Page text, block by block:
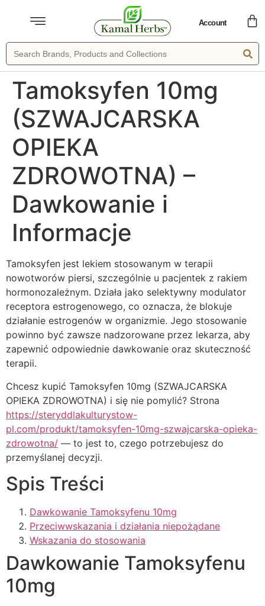
Account
Tamoksyfen 10mg
(SZWAJCARSKA
OPIEKA
ZDROWOTNA) –
Dawkowanie i
Informacje
Tamoksyfen jest lekiem stosowanym w terapii
nowotworów piersi, szczególnie u pacjentek z rakiem
hormonozależnym. Działa jako selektywny modulator
receptora estrogenowego, co oznacza, że blokuje
działanie estrogenów w organizmie. Jego stosowanie
powinno być zawsze nadzorowane przez lekarza, aby
zapewnić odpowiednie dawkowanie oraz skuteczność
terapii.
Chcesz kupić Tamoksyfen 10mg (SZWAJCARSKA
OPIEKA ZDROWOTNA) i się nie pomylić? Strona
https://steryddlakulturystow-
pl.com/produkt/tamoksyfen-10mg-szwajcarska-opieka-
zdrowotna/ — to jest to, czego potrzebujesz do
przemyślanej decyzji.
Spis Treści
Dawkowanie Tamoksyfenu 10mg
Przeciwwskazania i działania niepożądane
Wskazania do stosowania
Dawkowanie Tamoksyfenu
10mg